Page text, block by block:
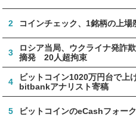
2 コインチェック、1銘柄の上場
3
ロシア当局、ウクライナ発詐
摘発 20人超拘束
4
ビットコイン1020万円台で上
bitbankアナリスト寄稿
5 ビットコインのeCashフォー